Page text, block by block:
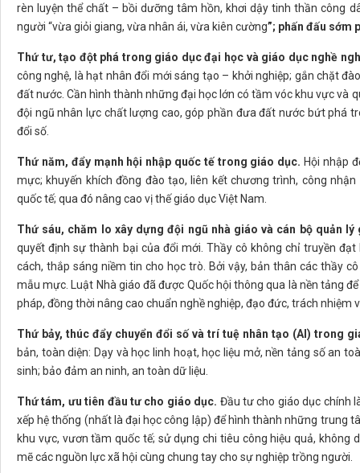
rèn luyện thể chất – bồi dưỡng tâm hồn, khơi dậy tinh thần công
người “vừa giỏi giang, vừa nhân ái, vừa kiên cường”; phấn đấu sớm
Thứ tư, tạo đột phá trong giáo dục đại học và giáo dục nghề
công nghệ, là hạt nhân đổi mới sáng tạo – khởi nghiệp; gắn chặt
đất nước. Cần hình thành những đại học lớn có tầm vóc khu vực và
đội ngũ nhân lực chất lượng cao, góp phần đưa đất nước bứt phá
đổi số.
Thứ năm, đẩy mạnh hội nhập quốc tế trong giáo dục. Hội nhập
mực; khuyến khích đồng đào tạo, liên kết chương trình, công
quốc tế; qua đó nâng cao vị thế giáo dục Việt Nam.
Thứ sáu, chăm lo xây dựng đội ngũ nhà giáo và cán bộ quản lý
quyết định sự thành bại của đổi mới. Thầy cô không chỉ truyền
cách, thắp sáng niềm tin cho học trò. Bởi vậy, bản thân các thầy
mẫu mực. Luật Nhà giáo đã được Quốc hội thông qua là nền tảng
pháp, đồng thời nâng cao chuẩn nghề nghiệp, đạo đức, trách nhiệm
Thứ bảy, thúc đẩy chuyển đổi số và trí tuệ nhân tạo (AI) trong
bản, toàn diện: Dạy và học linh hoạt, học liệu mở, nền tảng số an
sinh; bảo đảm an ninh, an toàn dữ liệu.
Thứ tám, ưu tiên đầu tư cho giáo dục. Đầu tư cho giáo dục chính
xếp hệ thống (nhất là đại học công lập) để hình thành những trung
khu vực, vươn tầm quốc tế; sử dụng chi tiêu công hiệu quả,
mẽ các nguồn lực xã hội cùng chung tay cho sự nghiệp trồng người.